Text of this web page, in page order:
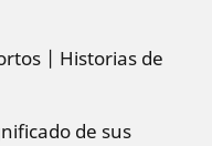
| Historias de
de sus